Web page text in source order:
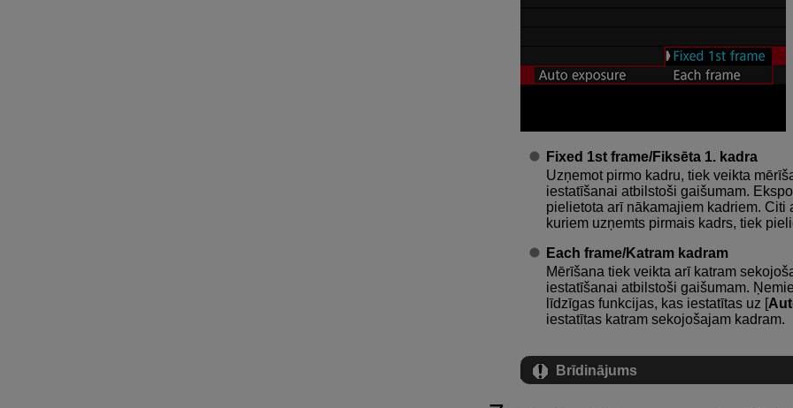
Fixed 1st frame/Fiksēta 1. kadra
Uzņemot pirmo kadru, tiek veikta
iestatīšanai atbilstoši gaišumam.
pielietota arī nākamajiem kadriem.
kuriem uzņemts pirmais kadrs, tiek
Each frame/Katram kadram
Mērīšana tiek veikta arī katram
iestatīšanai atbilstoši gaišumam.
līdzīgas funkcijas, kas iestatītas uz [
iestatītas katram sekojošajam kadram.
Brīdinājums